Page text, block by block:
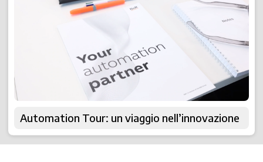
Automation Tour: un viaggio nell’innovazione